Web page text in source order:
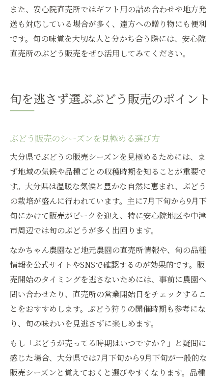
また、安心院直売所ではギフト用の詰め合わせや地方発
送も対応している場合が多く、遠方への贈り物にも便利
です。旬の味覚を大切な人と分かち合う際には、安心院
直売所のぶどう販売をぜひ活用してみてください。
旬を逃さず選ぶぶどう販売のポイント
ぶどう販売のシーズンを見極める選び方
大分県でぶどうの販売シーズンを見極めるためには、ま
ず地域の気候や品種ごとの収穫時期を知ることが重要で
す。大分県は温暖な気候と豊かな自然に恵まれ、ぶどう
の栽培が盛んに行われています。主に7月下旬から9月下
旬にかけて販売がピークを迎え、特に安心院地区や中津
市周辺では旬のぶどうが多く出回ります。
なかちゃん農園など地元農園の直売所情報や、旬の品種
情報を公式サイトやSNSで確認するのが効果的です。販
売開始のタイミングを逃さないためには、事前に農園へ
問い合わせたり、直売所の営業開始日をチェックするこ
とをおすすめします。ぶどう狩りの開催時期も参考にな
り、旬の味わいを見逃さずに楽しめます。
もし「ぶどうが売ってる時期はいつですか？」と疑問に
感じた場合、大分県では7月下旬から9月下旬が一般的な
販売シーズンと覚えておくと選びやすくなります。品種